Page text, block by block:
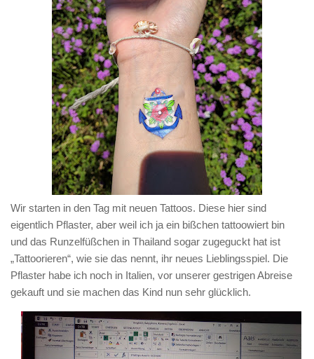
Wir starten in den Tag mit neuen Tattoos. Diese hier sind
eigentlich Pflaster, aber weil ich ja ein bißchen tattoowiert bin
und das Runzelfüßchen in Thailand sogar zugeguckt hat ist
„Tattoorieren“, wie sie das nennt, ihr neues Lieblingsspiel. Die
Pflaster habe ich noch in Italien, vor unserer gestrigen Abreise
gekauft und sie machen das Kind nun sehr glücklich.